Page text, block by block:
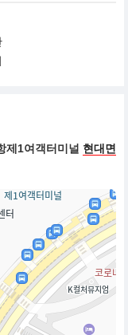
제1여객터미널 현대면